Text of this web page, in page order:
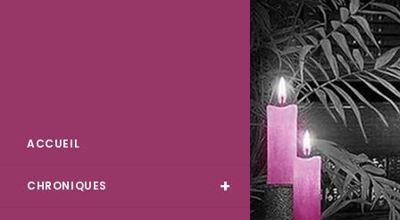
Skip
to
content
ACCUEIL
CHRONIQUES